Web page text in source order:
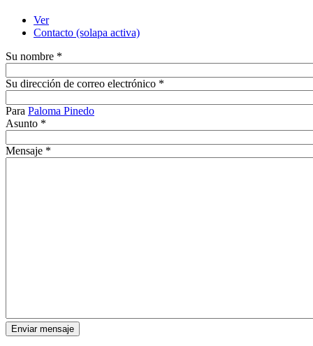
Ver
Contacto (solapa activa)
Su nombre *
Su dirección de correo electrónico *
Para Paloma Pinedo
Asunto *
Mensaje *